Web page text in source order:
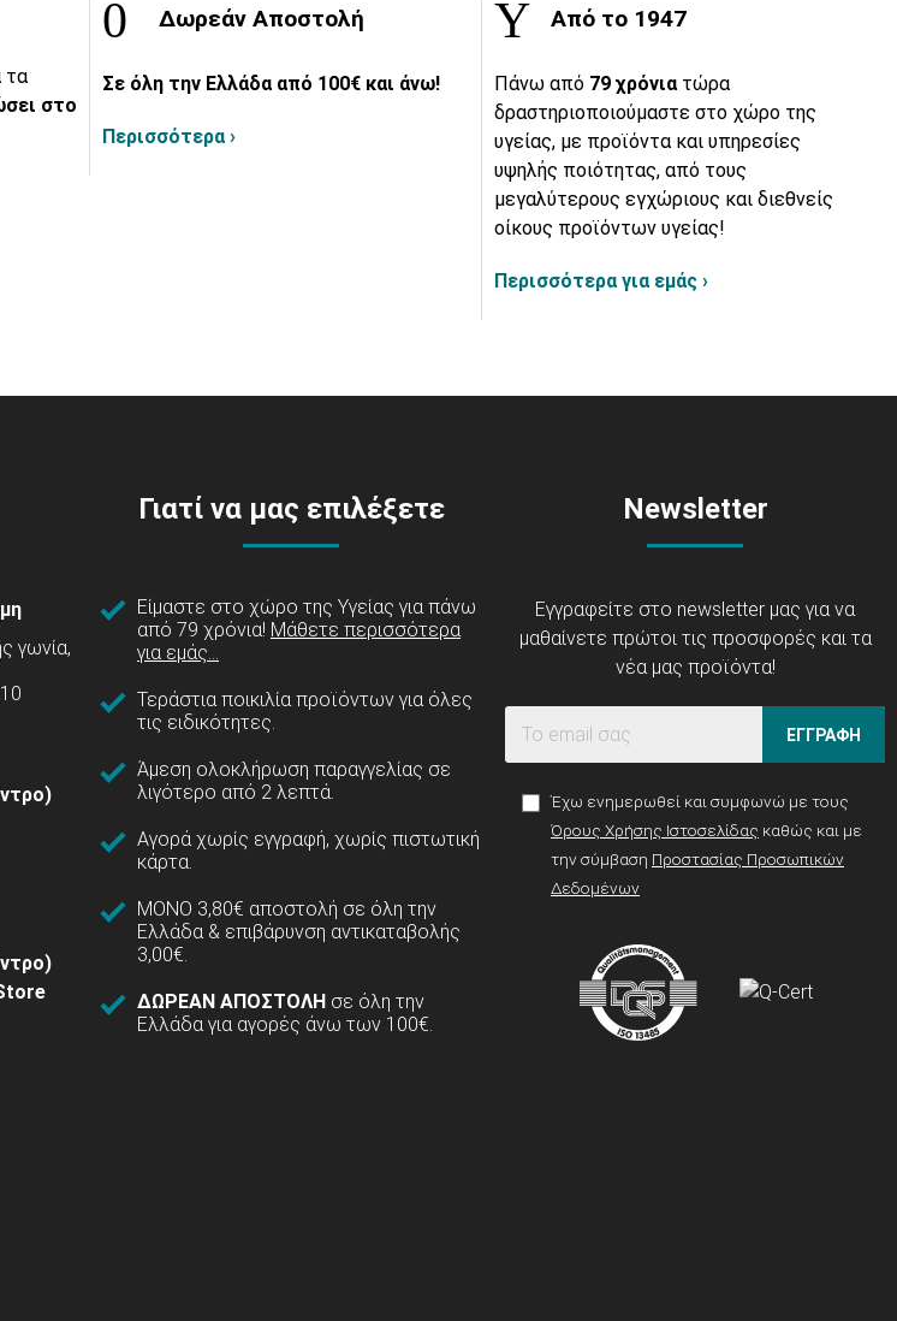
τα
στο
Δωρεάν Αποστολή
Σε όλη την Ελλάδα από 100€ και άνω!
Περισσότερα ›
Από το 1947
Πάνω από 79 χρόνια τώρα
δραστηριοποιούμαστε στο χώρο της
υγείας, με προϊόντα και υπηρεσίες
υψηλής ποιότητας, από τους
μεγαλύτερους εγχώριους και διεθνείς
οίκους προϊόντων υγείας!
Περισσότερα για εμάς ›
γωνία,
Γιατί να μας επιλέξετε
Είμαστε στο χώρο της Υγείας για πάνω
από 79 χρόνια! Μάθετε περισσότερα
για εμάς...
Τεράστια ποικιλία προϊόντων για όλες
τις ειδικότητες.
Άμεση ολοκλήρωση παραγγελίας σε
λιγότερο από 2 λεπτά.
Αγορά χωρίς εγγραφή, χωρίς πιστωτική
κάρτα.
ΜΟΝΟ 3,80€ αποστολή σε όλη την
Ελλάδα & επιβάρυνση αντικαταβολής
3,00€.
ΔΩΡΕΑΝ ΑΠΟΣΤΟΛΗ σε όλη την
Ελλάδα για αγορές άνω των 100€.
Newsletter
Εγγραφείτε στο newsletter μας για να
μαθαίνετε πρώτοι τις προσφορές και τα
νέα μας προϊόντα!
ΕΓΓΡΑΦΗ
Έχω ενημερωθεί και συμφωνώ με τους
Όρους Χρήσης Ιστοσελίδας καθώς και με
την σύμβαση Προστασίας Προσωπικών
Δεδομένων